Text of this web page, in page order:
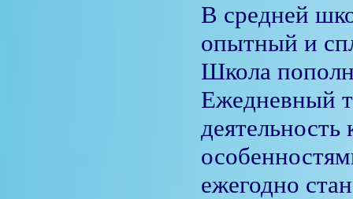
В средней
опытный и
Школа
Ежедневный
ежегодно